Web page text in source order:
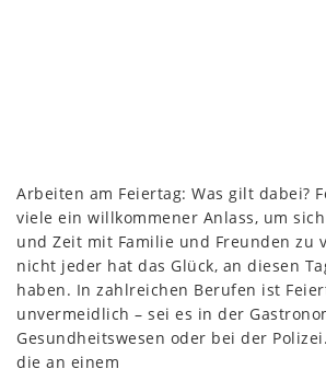
Arbeiten am Feiertag: Was gilt dabei?
viele ein willkommener Anlass, um
und Zeit mit Familie und Freunden zu
nicht jeder hat das Glück, an diesen
haben. In zahlreichen Berufen ist
unvermeidlich – sei es in der
Gesundheitswesen oder bei der
die an einem